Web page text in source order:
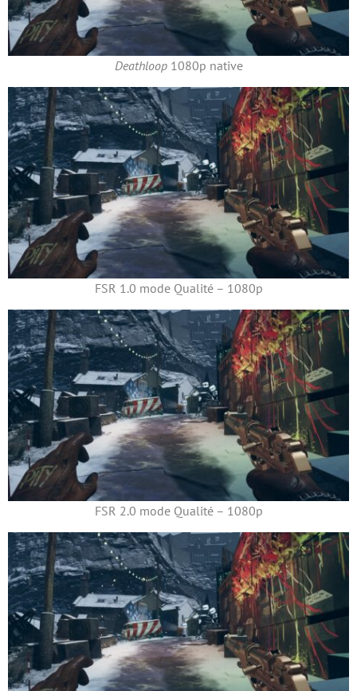
Deathloop1080p native
FSR 1.0 mode Qualité – 1080p
FSR 2.0 mode Qualité – 1080p